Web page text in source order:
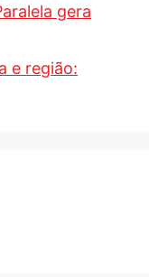
gera
e região: